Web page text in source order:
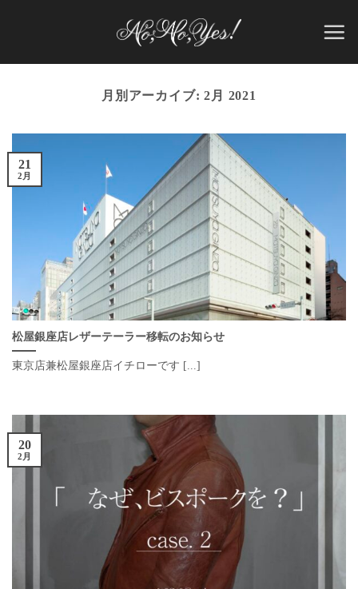
月別アーカイブ:2月 2021
松屋銀座店レザーテーラー移転のお知らせ
東京店兼松屋銀座店イチローです [...]
21
2月
20
2月